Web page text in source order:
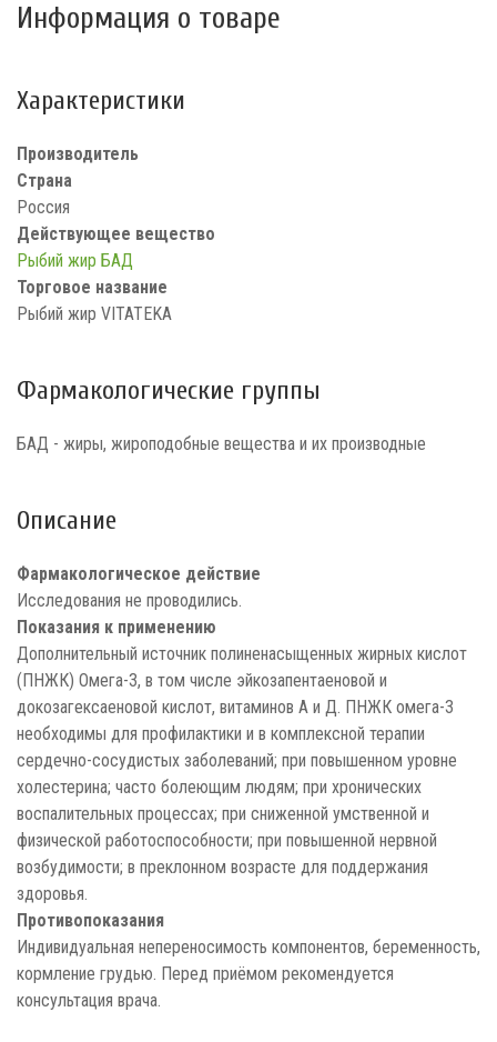
Информация о товаре
Характеристики
Производитель
Страна
Россия
Действующее вещество
Рыбий жир БАД
Торговое название
Рыбий жир VITATEKA
Фармакологические группы
БАД - жиры, жироподобные вещества и их производные
Описание
Фармакологическое действие
Исследования не проводились.
Показания к применению
Дополнительный источник полиненасыщенных жирных кислот
(ПНЖК) Омега-3, в том числе эйкозапентаеновой и
докозагексаеновой кислот, витаминов А и Д. ПНЖК омега-3
необходимы для профилактики и в комплексной терапии
сердечно-сосудистых заболеваний; при повышенном уровне
холестерина; часто болеющим людям; при хронических
воспалительных процессах; при сниженной умственной и
физической работоспособности; при повышенной нервной
возбудимости; в преклонном возрасте для поддержания
здоровья.
Противопоказания
Индивидуальная непереносимость компонентов, беременность,
кормление грудью. Перед приёмом рекомендуется
консультация врача.